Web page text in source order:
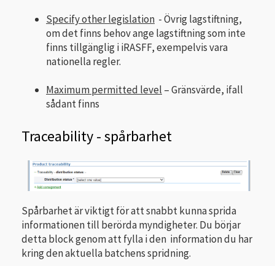
Specify other legislation - Övrig lagstiftning,
om det finns behov ange lagstiftning som inte
finns tillgänglig i iRASFF, exempelvis vara
nationella regler.
Maximum permitted level – Gränsvärde, ifall
sådant finns
Traceability - spårbarhet
Spårbarhet är viktigt för att snabbt kunna sprida
informationen till berörda myndigheter. Du börjar
detta block genom att fylla i den information du har
kring den aktuella batchens spridning.